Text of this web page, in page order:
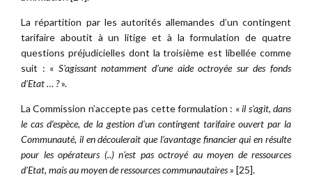
La répartition par les autorités allemandes d’un contingent
tarifaire aboutit à un litige et à la formulation de quatre
questions préjudicielles dont la troisième est libellée comme
suit : « S’agissant notamment d’une aide octroyée sur des fonds
d’Etat … ?».
La Commission n’accepte pas cette formulation : «il s’agit, dans
le cas d’espèce, de la gestion d’un contingent tarifaire ouvert par la
Communauté, il en découlerait que l’avantage financier qui en résulte
pour les opérateurs (..) n’est pas octroyé au moyen de ressources
d’Etat, mais au moyen de ressources communautaires» [25].